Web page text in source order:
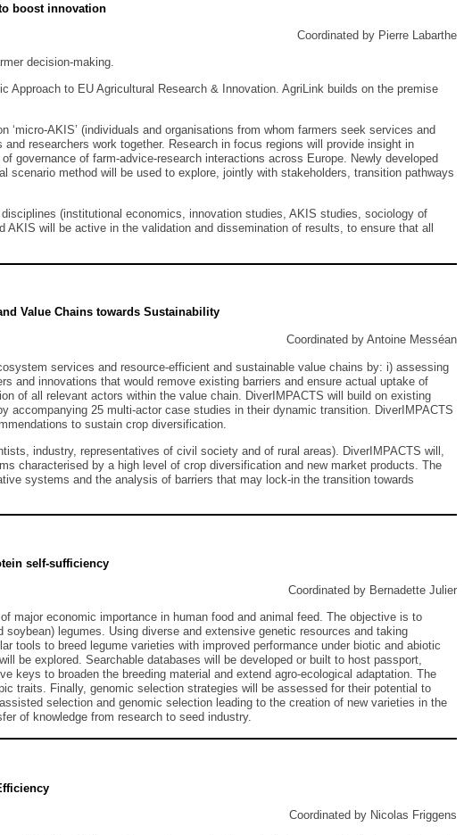
boost innovation
Coordinated by Pierre Labarthe
decision-making.
to EU Agricultural Research & Innovation. AgriLink builds on the premise
AKIS’ (individuals and organisations from whom farmers seek services and
researchers work together. Research in focus regions will provide insight in
governance of farm-advice-research interactions across Europe. Newly developed
method will be used to explore, jointly with stakeholders, transition pathways
(institutional economics, innovation studies, AKIS studies, sociology of
will be active in the validation and dissemination of results, to ensure that all
Value Chains towards Sustainability
Coordinated by Antoine Messéan
services and resource-efficient and sustainable value chains by: i) assessing
and innovations that would remove existing barriers and ensure actual uptake of
of all relevant actors within the value chain. DiverIMPACTS will build on existing
25 multi-actor case studies in their dynamic transition. DiverIMPACTS
to sustain crop diversification.
industry, representatives of civil society and of rural areas). DiverIMPACTS will,
characterised by a high level of crop diversification and new market products. The
systems and the analysis of barriers that may lock-in the transition towards
self-sufficiency
Coordinated by Bernadette Julier
major economic importance in human food and animal feed. The objective is to
legumes. Using diverse and extensive genetic resources and taking
tools to breed legume varieties with improved performance under biotic and abiotic
be explored. Searchable databases will be developed or built to host passport,
keys to broaden the breeding material and extend agro-ecological adaptation. The
traits. Finally, genomic selection strategies will be assessed for their potential to
selection and genomic selection leading to the creation of new varieties in the
of knowledge from research to seed industry.
Coordinated by Nicolas Friggens